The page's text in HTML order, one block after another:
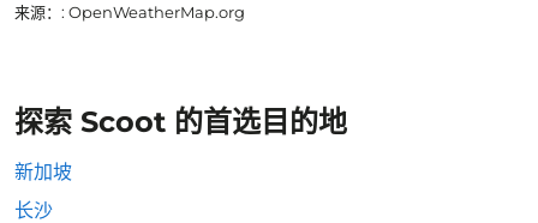
来源： : OpenWeatherMap.org
探索 Scoot 的首选目的地
新加坡
长沙